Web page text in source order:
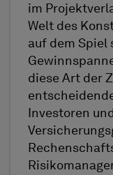
im
Welt des
auf dem Spiel
diese Art der
Investoren und